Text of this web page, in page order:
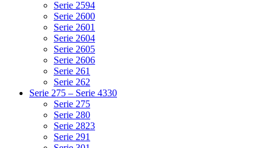
Serie 2594
Serie 2600
Serie 2601
Serie 2604
Serie 2605
Serie 2606
Serie 261
Serie 262
Serie 275 – Serie 4330
Serie 275
Serie 280
Serie 2823
Serie 291